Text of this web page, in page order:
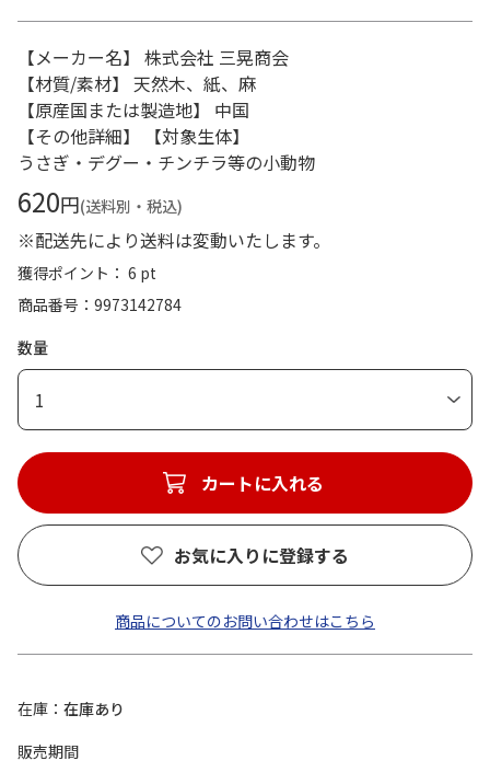
【メーカー名】 株式会社 三晃商会
【材質/素材】 天然木、紙、麻
【原産国または製造地】 中国
【その他詳細】 【対象生体】
うさぎ・デグー・チンチラ等の小動物
620円(送料別・税込)
※配送先により送料は変動いたします。
獲得ポイント： 6 pt
商品番号
9973142784
数量
1
カートに入れる
お気に入りに登録する
商品についてのお問い合わせはこちら
在庫
在庫あり
販売期間